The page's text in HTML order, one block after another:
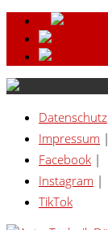
Datenschutz
Impressum |
Facebook |
Instagram |
TikTok